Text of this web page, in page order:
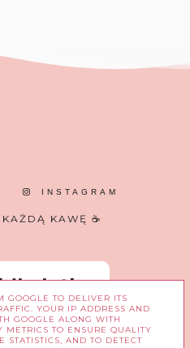
INSTAGRAM
KAWĘ ☕
GOOGLE TO DELIVER ITS
YOUR IP ADDRESS AND
GOOGLE ALONG WITH
METRICS TO ENSURE QUALITY
STATISTICS, AND TO DETECT